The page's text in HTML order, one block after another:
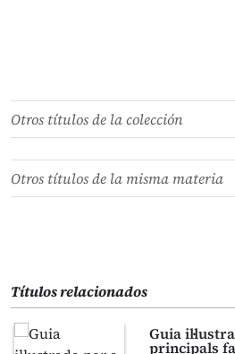
Otros títulos de la colección
Otros títulos de la misma materia
Títulos relacionados
Guia
principals